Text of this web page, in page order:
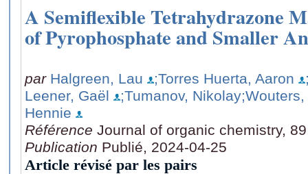
A Semiflexible Tetrahydrazone
of Pyrophosphate and Smaller
par Halgreen, Lau ;Torres Huerta, Aaron
Leener, Gaël
;Tumanov, Nikolay;Wouters,
Hennie
Référence Journal of organic chemistry,
Publication Publié, 2024-04-25
Article révisé par les pairs